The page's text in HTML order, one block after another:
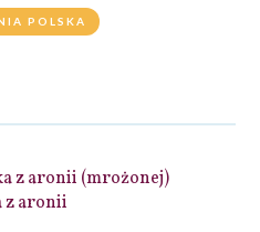
POLSKA
z aronii (mrożonej)
z aronii